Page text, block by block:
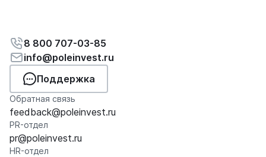
8 800 707-03-85
info@poleinvest.ru
Поддержка
Обратная связь
feedback@poleinvest.ru
PR-отдел
pr@poleinvest.ru
HR-отдел